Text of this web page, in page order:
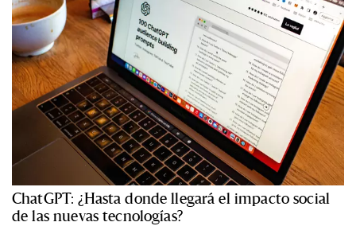
ChatGPT: ¿Hasta donde llegará el impacto social
de las nuevas tecnologías?